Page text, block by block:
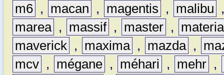
m6 , macan , magentis , malibu
marea , massif , master ,
materia
maverick , maxima , mazda ,
mcv , mégane , méhari , mehr ,